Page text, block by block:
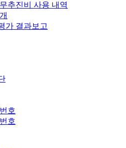
추진비 사용 내역
가 결과보고
호
호